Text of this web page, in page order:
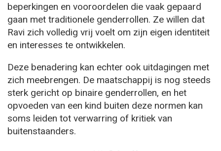
beperkingen en vooroordelen die vaak gepaard
gaan met traditionele genderrollen. Ze willen dat
Ravi zich volledig vrij voelt om zijn eigen identiteit
en interesses te ontwikkelen.
Deze benadering kan echter ook uitdagingen met
zich meebrengen. De maatschappij is nog steeds
sterk gericht op binaire genderrollen, en het
opvoeden van een kind buiten deze normen kan
soms leiden tot verwarring of kritiek van
buitenstaanders.